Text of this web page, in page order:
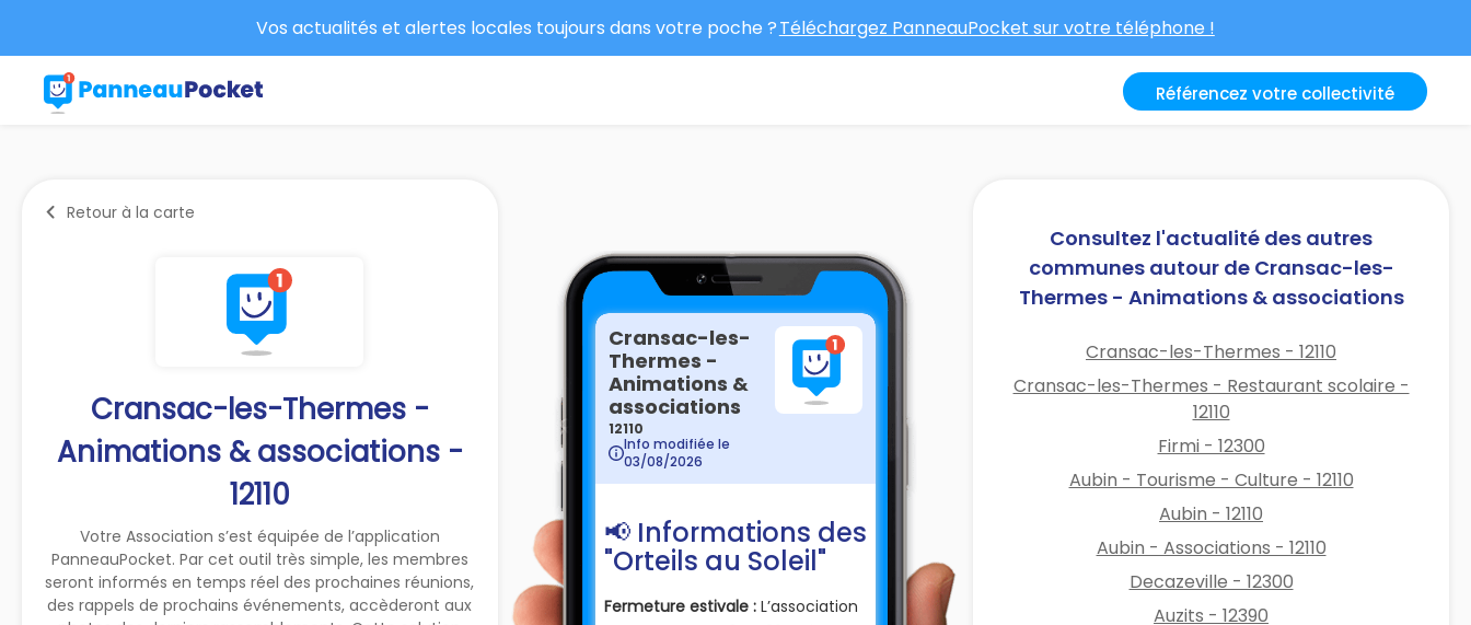
Vos actualités et alertes locales toujours dans votre poche ?Téléchargez PanneauPocket sur votre téléphone !
Référencez votre collectivité
Retour à la carte
Cransac-les-Thermes -
Animations & associations -
12110
Votre Association s’est équipée de l’application
PanneauPocket. Par cet outil très simple, les membres
seront informés en temps réel des prochaines réunions,
des rappels de prochains événements, accèderont aux
Cransac-les-
Thermes -
Animations &
associations
12110
Info modifiée le
03/08/2026
📢 Informations des
"Orteils au Soleil"
Fermeture estivale :L’association
Consultez l'actualité des autres
communes autour de Cransac-les-
Thermes - Animations & associations
Cransac-les-Thermes - 12110
Cransac-les-Thermes - Restaurant scolaire -
12110
Firmi - 12300
Aubin - Tourisme - Culture - 12110
Aubin - 12110
Aubin - Associations - 12110
Decazeville - 12300
Auzits - 12390